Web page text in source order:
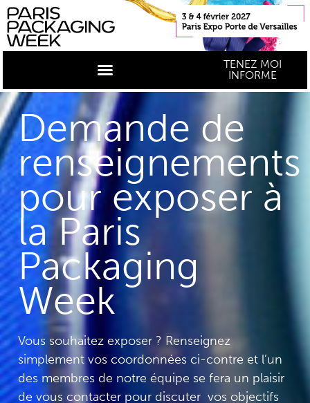
TENEZ MOI
INFORME
Demande de
renseignements
pour exposer à
la Paris
Packaging
Week
Vous souhaitez exposer ? Renseignez
simplement vos coordonnées ci-contre et l’un
des membres de notre équipe se fera un plaisir
de vous contacter pour discuter vos objectifs